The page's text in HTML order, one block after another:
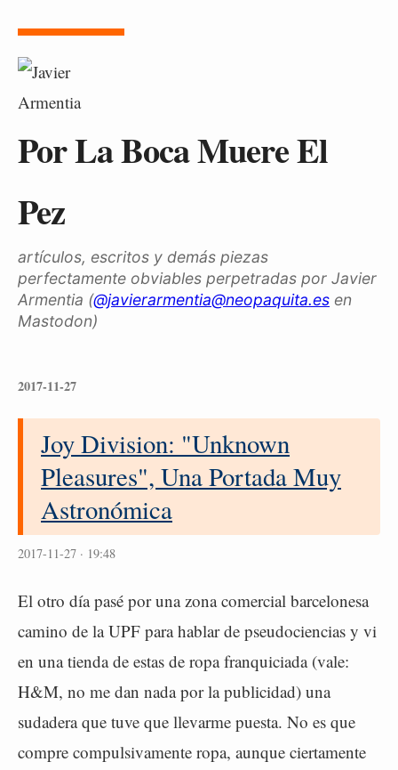
Por La Boca Muere El
Pez
artículos, escritos y demás piezas
perfectamente obviables perpetradas por Javier
Armentia (@javierarmentia@neopaquita.es en
Mastodon)
2017-11-27
Joy Division: "Unknown
Pleasures", Una Portada Muy
Astronómica
2017-11-27 · 19:48
El otro día pasé por una zona comercial barcelonesa
camino de la UPF para hablar de pseudociencias y vi
en una tienda de estas de ropa franquiciada (vale:
H&M, no me dan nada por la publicidad) una
sudadera que tuve que llevarme puesta. No es que
compre compulsivamente ropa, aunque ciertamente